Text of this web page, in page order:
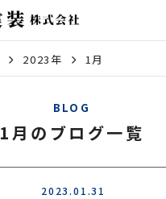
2023年 1月
BLOG
1月のブログ一覧
2023.01.31